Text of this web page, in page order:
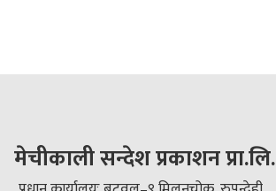
मेचीकाली सन्देश प्रकाशन प्रा.लि.